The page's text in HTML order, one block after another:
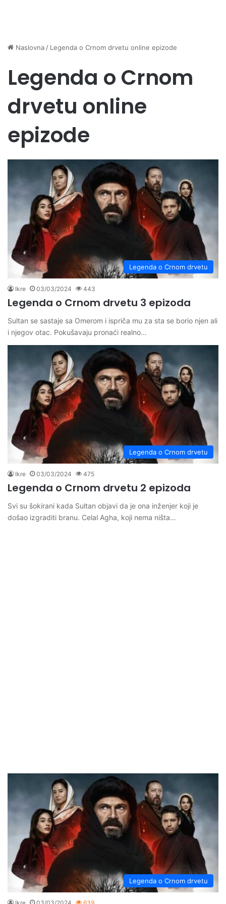
Naslovna / Legenda o Crnom drvetu online epizode
Legenda o Crnom
drvetu online
epizode
Legenda o Crnom drvetu
Ikre 03/03/2024 443
Legenda o Crnom drvetu 3 epizoda
Sultan se sastaje sa Omerom i ispriča mu za sta se borio njen ali
i njegov otac. Pokušavaju pronaći realno…
Legenda o Crnom drvetu
Ikre 03/03/2024 475
Legenda o Crnom drvetu 2 epizoda
Svi su šokirani kada Sultan objavi da je ona inženjer koji je
došao izgraditi branu. Celal Agha, koji nema ništa…
Legenda o Crnom drvetu